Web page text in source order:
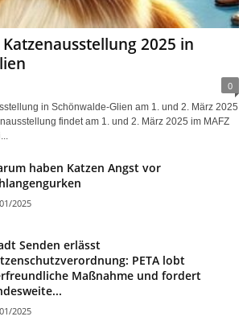
2025 in
0
in Schönwalde-Glien am 1. und 2. März 2025
findet am 1. und 2. März 2025 im MAFZ
haben Katzen Angst vor
2025
Senden erlässt
PETA lobt
Maßnahme und fordert
2025